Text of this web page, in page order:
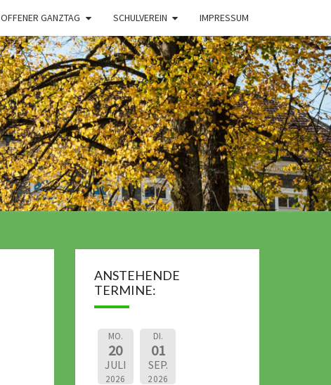
OFFENER GANZTAG SCHULVEREIN IMPRESSUM
ANSTEHENDE
TERMINE:
MO.
20
JULI
2026
DI.
01
SEP.
2026